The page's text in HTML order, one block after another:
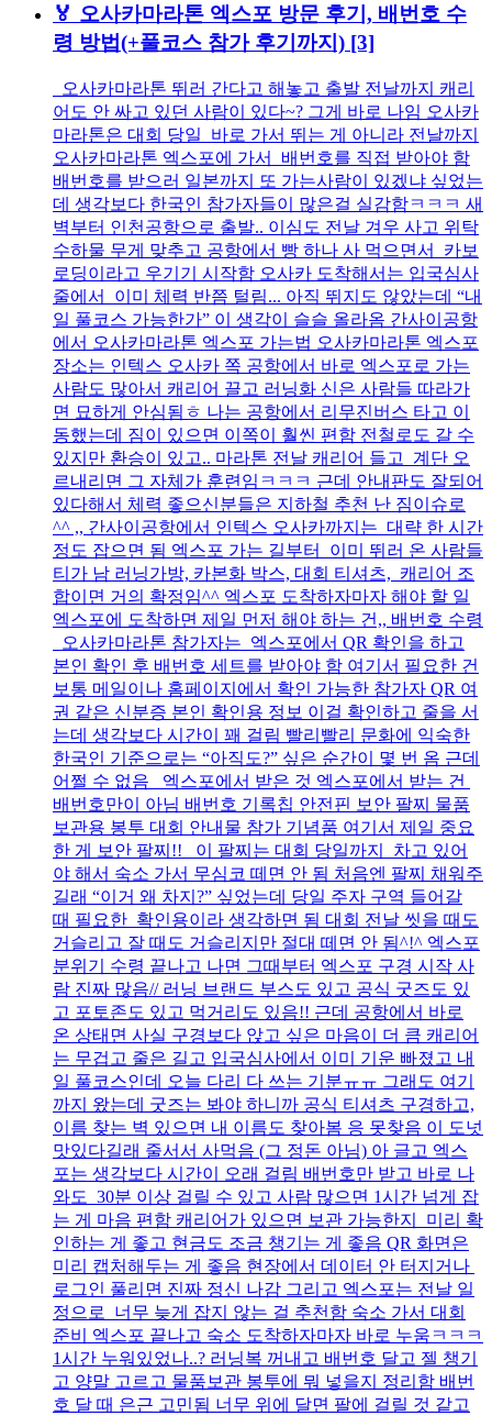
🏅 오사카마라톤 엑스포 방문 후기, 배번호 수
령 방법(+풀코스 참가 후기까지) [3]
오사카마라톤 뛰러 간다고 해놓고 출발 전날까지 캐리
어도 안 싸고 있던 사람이 있다~? 그게 바로 나임 오사카
마라톤은 대회 당일 바로 가서 뛰는 게 아니라 전날까지
오사카마라톤 엑스포에 가서 배번호를 직접 받아야 함
배번호를 받으러 일본까지 또 가는사람이 있겠냐 싶었는
데 생각보다 한국인 참가자들이 많은걸 실감함ㅋㅋㅋ 새
벽부터 인천공항으로 출발.. 이심도 전날 겨우 사고 위탁
수하물 무게 맞추고 공항에서 빵 하나 사 먹으면서 카보
로딩이라고 우기기 시작함 오사카 도착해서는 입국심사
줄에서 이미 체력 반쯤 털림... 아직 뛰지도 않았는데 “내
일 풀코스 가능한가” 이 생각이 슬슬 올라옴 간사이공항
에서 오사카마라톤 엑스포 가는법 오사카마라톤 엑스포
장소는 인텍스 오사카 쪽 공항에서 바로 엑스포로 가는
사람도 많아서 캐리어 끌고 러닝화 신은 사람들 따라가
면 묘하게 안심됨ㅎ 나는 공항에서 리무진버스 타고 이
동했는데 짐이 있으면 이쪽이 훨씬 편함 전철로도 갈 수
있지만 환승이 있고.. 마라톤 전날 캐리어 들고 계단 오
르내리면 그 자체가 훈련임ㅋㅋㅋ 근데 안내판도 잘되어
있다해서 체력 좋으신분들은 지하철 추천 난 짐이슈로
^^ ,, 간사이공항에서 인텍스 오사카까지는 대략 한 시간
정도 잡으면 됨 엑스포 가는 길부터 이미 뛰러 온 사람들
티가 남 러닝가방, 카본화 박스, 대회 티셔츠, 캐리어 조
합이면 거의 확정임^^ 엑스포 도착하자마자 해야 할 일
엑스포에 도착하면 제일 먼저 해야 하는 건,, 배번호 수령
오사카마라톤 참가자는 엑스포에서 QR 확인을 하고
본인 확인 후 배번호 세트를 받아야 함 여기서 필요한 건
보통 메일이나 홈페이지에서 확인 가능한 참가자 QR 여
권 같은 신분증 본인 확인용 정보 이걸 확인하고 줄을 서
는데 생각보다 시간이 꽤 걸림 빨리빨리 문화에 익숙한
한국인 기준으로는 “아직도?” 싶은 순간이 몇 번 옴 근데
어쩔 수 없음 엑스포에서 받은 것 엑스포에서 받는 건
배번호만이 아님 배번호 기록칩 안전핀 보안 팔찌 물품
보관용 봉투 대회 안내물 참가 기념품 여기서 제일 중요
한 게 보안 팔찌!! 이 팔찌는 대회 당일까지 차고 있어
야 해서 숙소 가서 무심코 떼면 안 됨 처음엔 팔찌 채워주
길래 “이거 왜 차지?” 싶었는데 당일 주자 구역 들어갈
때 필요한 확인용이라 생각하면 됨 대회 전날 씻을 때도
거슬리고 잘 때도 거슬리지만 절대 떼면 안 됨^!^ 엑스포
분위기 수령 끝나고 나면 그때부터 엑스포 구경 시작 사
람 진짜 많음// 러닝 브랜드 부스도 있고 공식 굿즈도 있
고 포토존도 있고 먹거리도 있음!! 근데 공항에서 바로
온 상태면 사실 구경보다 앉고 싶은 마음이 더 큼 캐리어
는 무겁고 줄은 길고 입국심사에서 이미 기운 빠졌고 내
일 풀코스인데 오늘 다리 다 쓰는 기분ㅠㅠ 그래도 여기
까지 왔는데 굿즈는 봐야 하니까 공식 티셔츠 구경하고,
이름 찾는 벽 있으면 내 이름도 찾아봄 응 못찾음 이 도넛
맛있다길래 줄서서 사먹음 (그 정돈 아님) 아 글고 엑스
포는 생각보다 시간이 오래 걸림 배번호만 받고 바로 나
와도 30분 이상 걸릴 수 있고 사람 많으면 1시간 넘게 잡
는 게 마음 편함 캐리어가 있으면 보관 가능한지 미리 확
인하는 게 좋고 현금도 조금 챙기는 게 좋음 QR 화면은
미리 캡처해두는 게 좋음 현장에서 데이터 안 터지거나
로그인 풀리면 진짜 정신 나감 그리고 엑스포는 전날 일
정으로 너무 늦게 잡지 않는 걸 추천함 숙소 가서 대회
준비 엑스포 끝나고 숙소 도착하자마자 바로 누움ㅋㅋㅋ
1시간 누워있었나..? 러닝복 꺼내고 배번호 달고 젤 챙기
고 양말 고르고 물품보관 봉투에 뭐 넣을지 정리함 배번
호 달 때 은근 고민됨 너무 위에 달면 팔에 걸릴 것 같고